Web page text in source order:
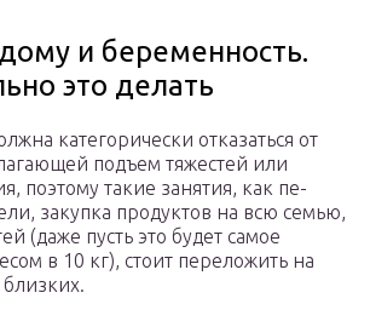
и беременность.
это делать
категорически отказаться от
подъем тяжестей или
поэтому такие занятия, как пе­
закупка продуктов на всю се­мью,
(даже пусть это будет са­мое
в 10 кг), стоит переложить на